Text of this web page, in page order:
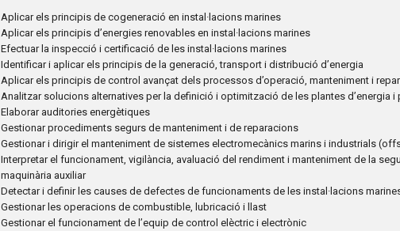
Aplicar els principis de cogeneració en instal·lacions marines
Aplicar els principis d’energies renovables en instal·lacions marines
Efectuar la inspecció i certificació de les instal·lacions marines
Identificar i aplicar els principis de la generació, transport i distribució d’energia
Aplicar els principis de control avançat dels processos d’operació, manteniment i
Analitzar solucions alternatives per la definició i optimització de les plantes d’energia
Elaborar auditories energètiques
Gestionar procediments segurs de manteniment i de reparacions
Gestionar i dirigir el manteniment de sistemes electromecànics marins i industrials
Interpretar el funcionament, vigilància, avaluació del rendiment i manteniment de la
maquinària auxiliar
Detectar i definir les causes de defectes de funcionaments de les instal·lacions
Gestionar les operacions de combustible, lubricació i llast
Gestionar el funcionament de l’equip de control elèctric i electrònic